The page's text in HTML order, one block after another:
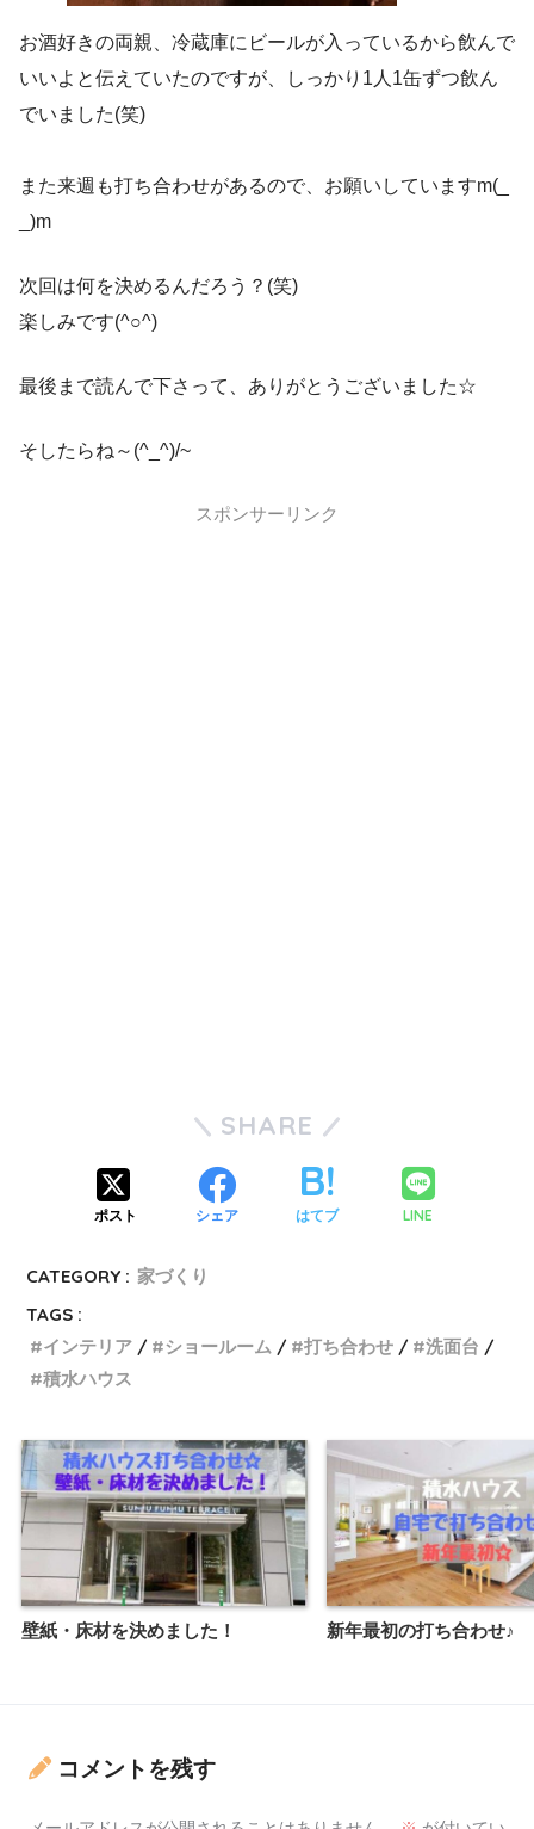
お酒好きの両親、冷蔵庫にビールが入っているから飲んで
いいよと伝えていたのですが、しっかり1人1缶ずつ飲ん
でいました(笑)
また来週も打ち合わせがあるので、お願いしていますm(_
_)m
次回は何を決めるんだろう？(笑)
楽しみです(^○^)
最後まで読んで下さって、ありがとうございました☆
そしたらね～(^_^)/~
スポンサーリンク
SHARE
ポスト シェア はてブ LINE
CATEGORY : 家づくり
TAGS :
インテリア
ショールーム 打ち合わせ
洗面台
積水ハウス
壁紙・床材を決めました！ 新年最初の打ち合わせ♪
コメントを残す